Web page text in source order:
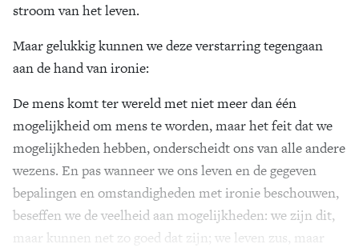
stroom van het leven.
Maar gelukkig kunnen we deze verstarring tegengaan
aan de hand van ironie:
De mens komt ter wereld met niet meer dan één
mogelijkheid om mens te worden, maar het feit dat we
mogelijkheden hebben, onderscheidt ons van alle andere
wezens. En pas wanneer we ons leven en de gegeven
bepalingen en omstandigheden met ironie beschouwen,
beseffen we de veelheid aan mogelijkheden: we zijn dit,
maar kunnen net zo goed dat zijn; we leven zus, maar